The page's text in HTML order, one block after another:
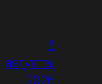
3
августа,
2026